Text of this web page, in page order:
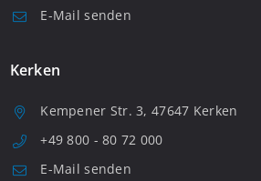
E-Mail senden
Kerken
Kempener Str. 3, 47647 Kerken
+49 800 - 80 72 000
E-Mail senden